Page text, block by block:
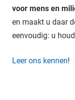
voor mens en
en maakt u daar
eenvoudig: u
Leer ons kennen!